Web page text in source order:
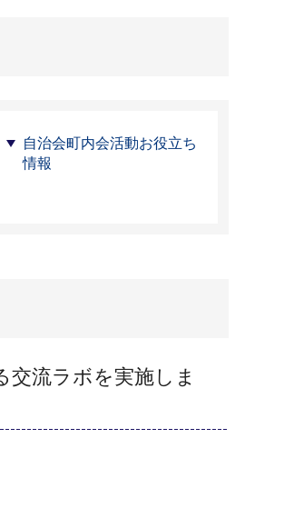
自治会町内会活動お役立ち
情報
交流ラボを実施しま